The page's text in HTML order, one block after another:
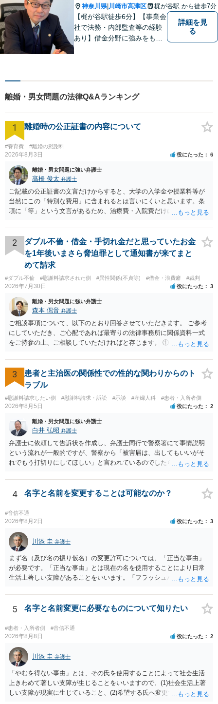
にご相談ください。
神奈川県| 川崎市高津区 梶が谷駅 から徒歩7分
【梶が谷駅徒歩6分】【事業会
社で法務・内部監査等の経験
あり】借金分野に強みをも
作りに尽力しています。【初
回無料相談】【東京・神奈川
エリア】
詳細を見
る
離婚・男女問題の法律Q&Aランキング
1 離婚時の公正証書の内容について
#養育費 #離婚の慰謝料
2026年8月3日 役にたった 6
離婚・男女問題に強い弁護士
髙橋 俊太 弁護士
ご記載の公正証書の文言だけからすると、大学の入学金や授業料等が
当然にこの「特別な費用」に含まれるとは言いにくいと思います。条
項に「等」という文言があるため、治療費・入院費だけに限定される
れていますので、通常は、病気や事故によって臨時に必要となった医
療費その他これに類する特別支出を念頭に置いた条項と読むのが自然
です。したがって、大学の入学金、授業料、受験費用などの教育費に
ついてまで、「この条項があるから当然に半額を請求できる」とまで
は言いにくいと思われます。なお、通常、大学進学費用をどこまで負
担すべきかについては、離婚時の合意内容のほか、子どもの年齢、大
学進学についての父母の認識、父母の学歴・収入・資産状況、進学先
や費用などを踏まえて個別に検討することになります。公正証書の他
の条項において、養育費の終期についてどのように定められている
か、大学進学に関する定めの有無、「教育費」「進学費用」に関する
定めの有無等について確認する必要があると考えられます。
2
ダブル不倫・借金・手切れ金だと思っていたお金
を1年後いまさら脅迫罪として通知書が来てまと
めて請求
#ダブル不倫 #慰謝料請求された側 #異性関係(不貞等) #借金・浪費癖 #裁判
2026年7月30日 役にたった 3
離婚・男女問題に強い弁護士
森本 偲音 弁護士
ご相談事項について、以下のとおり回答させていただきます。 ご参考
にしていただき、ご心配であれば最寄りの法律事務所に関係資料一式
をご持参の上、ご相談していただければと存じます。 ① このLINEの
される可能性はあるのか ⇒LINEを含む１００万円の貸付に至るまでの
やり取り等の経緯、誓約書の内容等を踏まえて、関係を清算するため
の 金銭であったと評価される可能性はあると考えます。 ② 「今後一
切関与しないなら100万円振り込む」というLINEや誓約書は、裁判上
どの程度証拠価値があるのか ⇒前後のやり取りや誓約書の具体的内容
を見ない限り、具体的な判断はできませんが、一定の証拠価値はある
と考えます。 ③ 借用書があっても、後から100万円を貸付扱いに変更
することは認められるのか。 ⇒おそらく１００万円は不当利得（受け
取る正当な権利がないのに利益を取得した）として返還請求されてい
るものかと推察しますので、 貸金返還ではないかと存じます。 ④ 私
は現在、収入も不安定で貯金もなくリボ払い借金が既に約100万あり。
今年に再婚したが主人はお金に厳しい為、一括で220万円を支払う事は
困難 仮に裁判で敗訴した場合でも、分割払いになる可能性はあります
か。 ⇒判決となり敗訴してしまった場合は、強制執行により不動産等
の財産を差し押さえられ、そこから債権回収が図られることになりま
いにより支払うことも十分可能です。 ⑤ このような事情であれば、私
識を前提にすれば、１００万円も含めて返済する必要はないと考えら
れるため、 120万円のみについて交渉を続けることがベターかと存じ
ます。
3
患者と主治医の関係性での性的な関わりからのト
ラブル
#慰謝料請求したい側 #慰謝料請求・訴訟 #示談 #産婦人科 #患者・入所者側
2026年8月5日 役にたった 2
離婚・男女問題に強い弁護士
白井 弘昭 弁護士
弁護士に依頼して告訴状を作成し、弁護士同行で警察署にて事情説明
という流れが一般的ですが、警察から「被害届は、出してもいいがそ
れでもう打切りにしてほしい」と言われているのでしたら、あまり結
検察庁に訴えるのもありかもしれないですが、実際に捜査をするの
は、結局所轄だと思われますので、やはり結論は変わらないかもしれ
ないです。 一度、最寄りの「刑事に強い」とうたっている弁護士に相
談してみてはいかがでしょうか。 以上、ご参考まで。
4 名字と名前を変更することは可能なのか？
#音信不通
2026年8月2日 役にたった 3
川添 圭 弁護士
まず名（及び名の振り仮名）の変更許可については、「正当な事由」
が必要です。「正当な事由」とは現在の名を使用することにより日常
生活上著しい支障があることをいいます。「フラッシュバック」とい
きわめて重要になりますので、医師の診断書の記載が重要です（医学
的裏付けがない場合、もっぱら主観的な主張であるとして変更が許可
されません）。 診断書は単に病名の記載では足りず、その症状の発生
原因となった事実と、当該症状が医学的に裏付けられること、そして
その発生原因及び症状が現在の名を使用していることに関連している
こと、といった説明がなされているのが望ましい（むしろ必要）でし
ょう。 ただし、もし上記の理由の主張が難しい場合でも、一定期間通
称名を使用して、その後にいわゆる永年使用を理由とする許可申立て
を選択すれば、比較的緩やかに認められます。 氏の変更については、
本件では、(1)子の氏の変更許可（民法791条1項）と、(2)戸籍法107条1
項の氏の変更許可の2種類が考えられます。 (1)については、ご両親が
5 名字と名前変更に必要なものについて知りたい
#患者・入所者側 #音信不通
2026年8月8日 役にたった 2
川添 圭 弁護士
「やむを得ない事由」とは、その氏を使用することによって社会生活
上きわめて著しい支障が生じることをいいますので、(1)社会生活上著
しい支障が現実に生じていること、(2)希望する氏へ変更できればその